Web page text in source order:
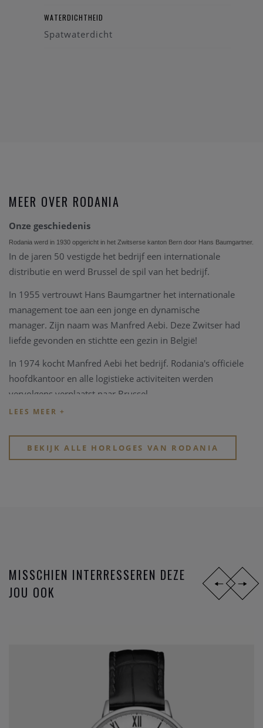
WATERDICHTHEID
Spatwaterdicht
MEER OVER RODANIA
Onze geschiedenis
Rodania werd in 1930 opgericht in het Zwitserse kanton Bern door Hans Baumgartner.
In de jaren 50 vestigde het bedrijf een internationale
distributie en werd Brussel de spil van het bedrijf.
In 1955 vertrouwt Hans Baumgartner het internationale
management toe aan een jonge en dynamische
manager. Zijn naam was Manfred Aebi. Deze Zwitser had
liefde gevonden en stichtte een gezin in België!
In 1974 kocht Manfred Aebi het bedrijf. Rodania's officiële
hoofdkantoor en alle logistieke activiteiten werden
vervolgens verplaatst naar Brussel.
In 2020 wordt het merk Rodania verkocht aan 3
Rodania horloges zijn al meer dan 40 jaar trouwe partner in onze zaak.
BEKIJK ALLE HORLOGES VAN RODANIA
MISSCHIEN INTERRESSEREN DEZE
JOU OOK